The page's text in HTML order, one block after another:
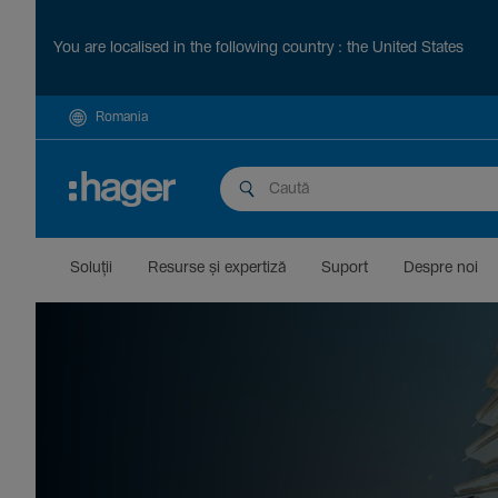
You are localised in the following country : the United States
Romania
Soluții Resurse și exper­tiză Suport Despre noi